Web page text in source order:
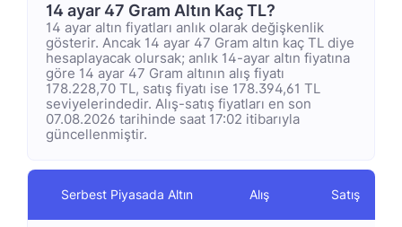
14 ayar 47 Gram Altın Kaç TL?
14 ayar altın fiyatları anlık olarak değişkenlik
gösterir. Ancak 14 ayar 47 Gram altın kaç TL diye
hesaplayacak olursak; anlık 14-ayar altın fiyatına
göre 14 ayar 47 Gram altının alış fiyatı
178.228,70 TL, satış fiyatı ise 178.394,61 TL
seviyelerindedir. Alış-satış fiyatları en son
07.08.2026 tarihinde saat 17:02 itibarıyla
güncellenmiştir.
Serbest Piyasada Altın Alış Satış